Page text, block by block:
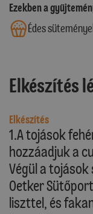
Ezekben a
Édes
Elkészítés
Elkészítés
1.A tojások
hozzáadjuk a
Végül a tojások
Oetker
liszttel, és